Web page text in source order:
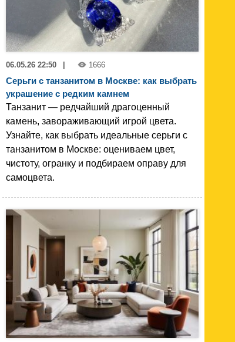
06.05.26 22:50 1666
Серьги с танзанитом в Москве: как выбрать
украшение с редким камнем
Танзанит — редчайший драгоценный
камень, завораживающий игрой цвета.
Узнайте, как выбрать идеальные серьги с
танзанитом в Москве: оцениваем цвет,
чистоту, огранку и подбираем оправу для
самоцвета.